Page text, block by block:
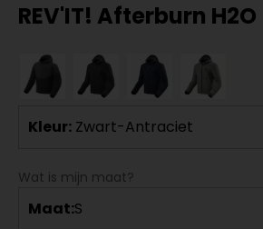
REV'IT! Afterburn H2O
Kleur: Zwart-Antraciet
Wat is mijn maat?
Maat:S